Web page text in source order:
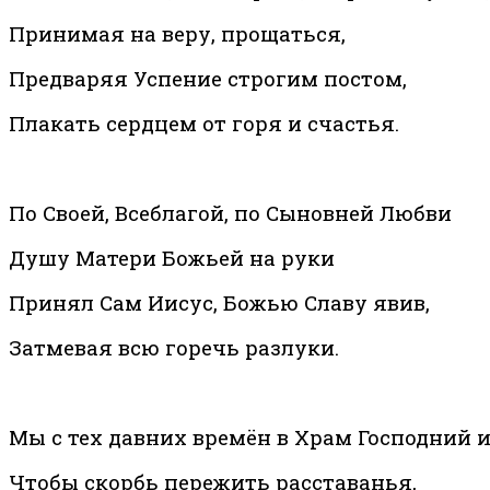
Принимая на веру, прощаться,
Предваряя Успение строгим постом,
Плакать сердцем от горя и счастья.
По Своей, Всеблагой, по Сыновней Любви
Душу Матери Божьей на руки
Принял Сам Иисус, Божью Славу явив,
Затмевая всю горечь разлуки.
Мы с тех давних времён в Храм Господний
Чтобы скорбь пережить расставанья,